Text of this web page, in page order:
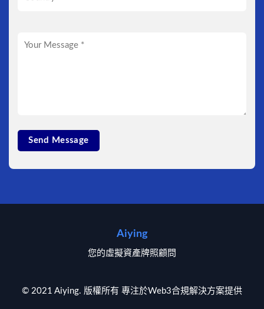
Aiying
您的虛擬資產牌照顧問
© 2021 Aiying. 版權所有 專注於Web3合規解決方案提供